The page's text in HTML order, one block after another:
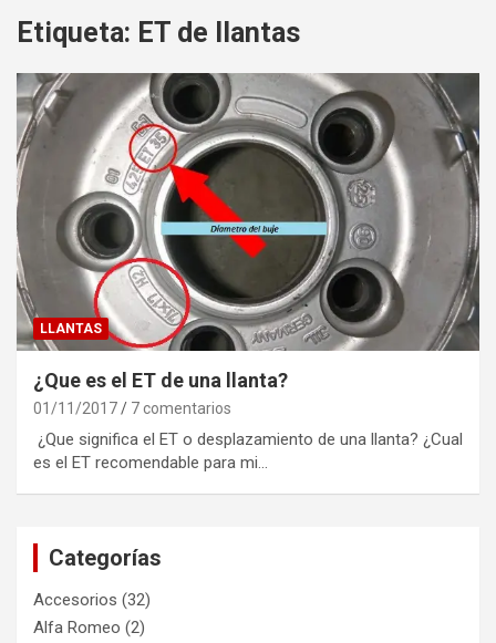
Etiqueta: ET de llantas
LLANTAS
¿Que es el ET de una llanta?
01/11/2017 7 comentarios
¿Que significa el ET o desplazamiento de una llanta? ¿Cual
es el ET recomendable para mi…
Categorías
Accesorios (32)
Alfa Romeo (2)